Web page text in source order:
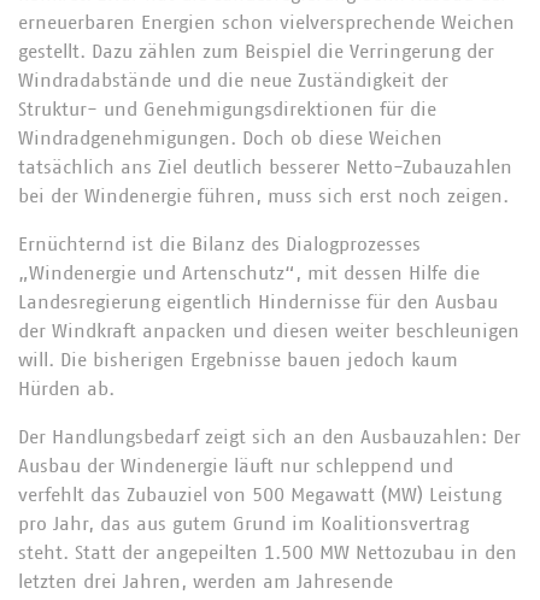
erneuerbaren Energien schon vielversprechende Weichen
gestellt. Dazu zählen zum Beispiel die Verringerung der
Windradabstände und die neue Zuständigkeit der
Struktur- und Genehmigungsdirektionen für die
Windradgenehmigungen. Doch ob diese Weichen
tatsächlich ans Ziel deutlich besserer Netto-Zubauzahlen
bei der Windenergie führen, muss sich erst noch zeigen.
Ernüchternd ist die Bilanz des Dialogprozesses
„Windenergie und Artenschutz“, mit dessen Hilfe die
Landesregierung eigentlich Hindernisse für den Ausbau
der Windkraft anpacken und diesen weiter beschleunigen
will. Die bisherigen Ergebnisse bauen jedoch kaum
Hürden ab.
Der Handlungsbedarf zeigt sich an den Ausbauzahlen: Der
Ausbau der Windenergie läuft nur schleppend und
verfehlt das Zubauziel von 500 Megawatt (MW) Leistung
pro Jahr, das aus gutem Grund im Koalitionsvertrag
steht. Statt der angepeilten 1.500 MW Nettozubau in den
letzten drei Jahren, werden am Jahresende